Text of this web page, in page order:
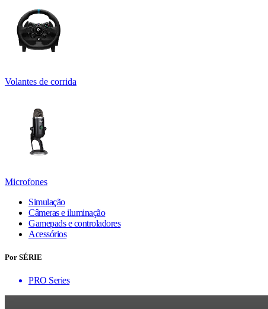
Volantes de corrida
Microfones
Simulação
Câmeras e iluminação
Gamepads e controladores
Acessórios
Por SÉRIE
PRO Series